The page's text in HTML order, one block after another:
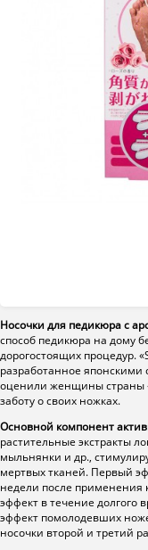
Носочки для педикюра с
способ педикюра на дому
дорогостоящих процедур.
разработанное японскими
оценили женщины страны
заботу о своих ножках.
Основной компонент
растительные экстракты
мыльнянки и др.,
мертвых тканей. Первый
недели после применения
эффект в течение долгого
эффект помолодевших
носочки второй и третий